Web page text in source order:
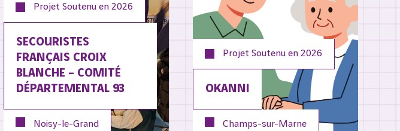
Projet Soutenu en 2026
SECOURISTES
FRANÇAIS CROIX
BLANCHE – COMITÉ
DÉPARTEMENTAL 93
Noisy-le-Grand
Projet Soutenu en 2026
OKANNI
Champs-sur-Marne